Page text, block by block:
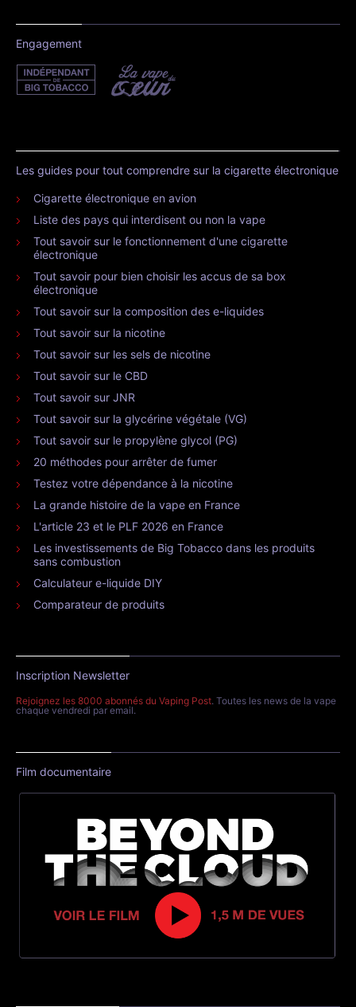
Engagement
Les guides pour tout comprendre sur la cigarette électronique
Cigarette électronique en avion
Liste des pays qui interdisent ou non la vape
Tout savoir sur le fonctionnement d'une cigarette
électronique
Tout savoir pour bien choisir les accus de sa box
électronique
Tout savoir sur la composition des e-liquides
Tout savoir sur la nicotine
Tout savoir sur les sels de nicotine
Tout savoir sur le CBD
Tout savoir sur JNR
Tout savoir sur la glycérine végétale (VG)
Tout savoir sur le propylène glycol (PG)
20 méthodes pour arrêter de fumer
Testez votre dépendance à la nicotine
La grande histoire de la vape en France
L'article 23 et le PLF 2026 en France
Les investissements de Big Tobacco dans les produits
sans combustion
Calculateur e-liquide DIY
Comparateur de produits
Inscription Newsletter
Rejoignez les 8000 abonnés du Vaping Post. Toutes les news de la vape
chaque vendredi par email.
Film documentaire